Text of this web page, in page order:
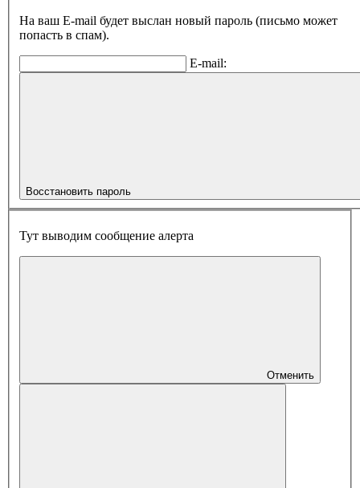
На ваш E-mail будет выслан новый пароль (письмо может
попасть в спам).
E-mail:
Восстановить пароль
Тут выводим сообщение алерта
Отменить